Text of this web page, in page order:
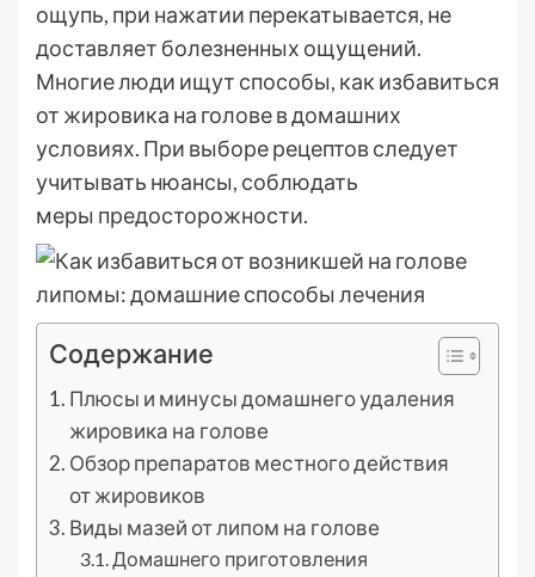
ощупь, при нажатии перекатывается, не
доставляет болезненных ощущений.
Многие люди ищут способы, как избавиться
от жировика на голове в домашних
условиях. При выборе рецептов следует
учитывать нюансы, соблюдать
меры предосторожности.
Содержание
Плюсы и минусы домашнего удаления
жировика на голове
Обзор препаратов местного действия
от жировиков
Виды мазей от липом на голове
Домашнего приготовления